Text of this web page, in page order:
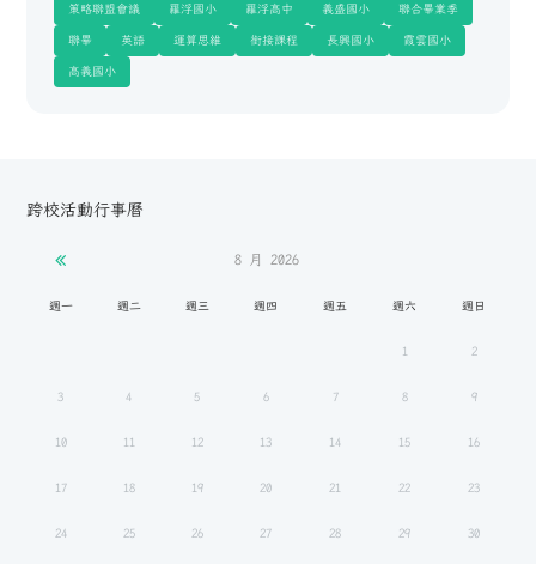
策略聯盟會議 羅浮國小 羅浮高中 義盛國小 聯合畢業季
聯畢 英語 運算思維 銜接課程 長興國小 霞雲國小
高義國小
跨校活動行事曆
8 月 2026
週一 週二 週三 週四 週五 週六 週日
1 2
3 4 5 6 7 8 9
10 11 12 13 14 15 16
17 18 19 20 21 22 23
24 25 26 27 28 29 30